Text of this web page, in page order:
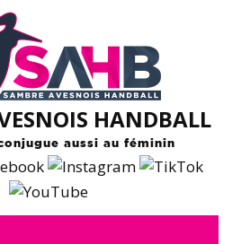
HANDBALL
aussi au féminin